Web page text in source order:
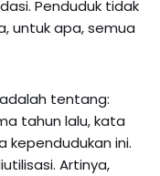
Penduduk tidak
untuk apa, semua
tentang:
tahun lalu, kata
ini.
Artinya,